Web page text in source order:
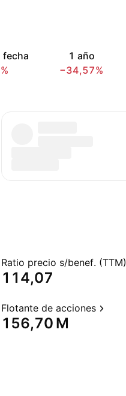
fecha
1 año
−34,57%
Ratio precio s/benef. (TTM)
114,07
Flotante de acciones
‪156,70 M‬